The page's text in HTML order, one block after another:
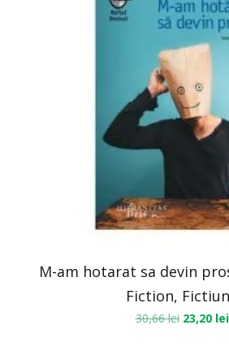
M-am hotarat sa devin
Fiction,
30,66lei 23,20 lei